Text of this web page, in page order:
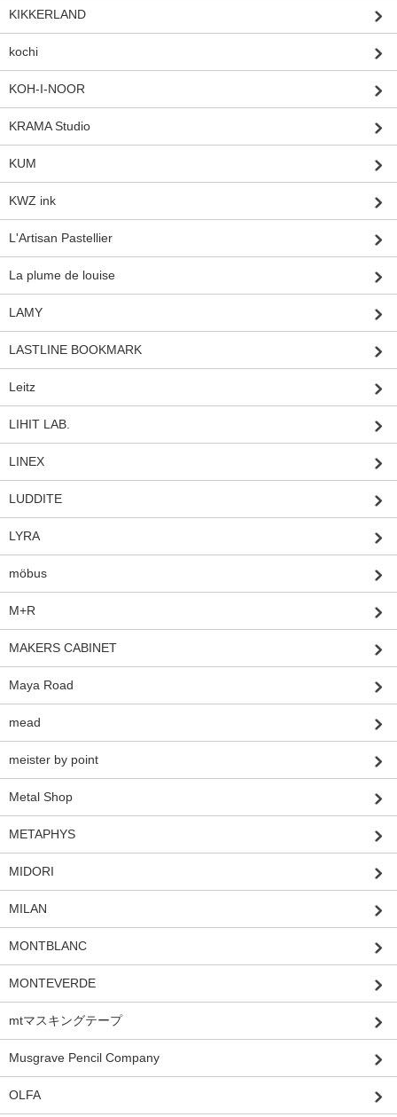
KIKKERLAND
kochi
KOH-I-NOOR
KRAMA Studio
KUM
KWZ ink
L'Artisan Pastellier
La plume de louise
LAMY
LASTLINE BOOKMARK
Leitz
LIHIT LAB.
LINEX
LUDDITE
LYRA
möbus
M+R
MAKERS CABINET
Maya Road
mead
meister by point
Metal Shop
METAPHYS
MIDORI
MILAN
MONTBLANC
MONTEVERDE
mtマスキングテープ
Musgrave Pencil Company
OLFA